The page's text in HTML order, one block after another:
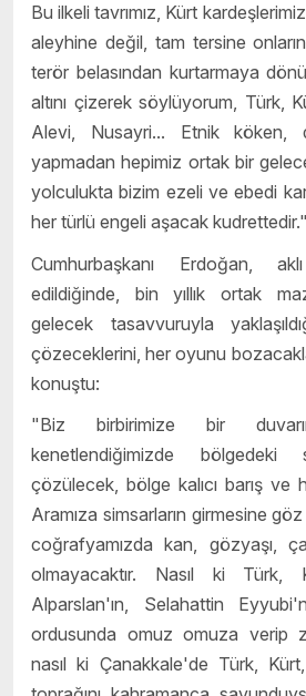
Bu ilkeli tavrımız, Kürt
aleyhine değil, tam tersine
terör belasından kurtarmaya
altını çizerek söylüyorum, Türk,
Alevi, Nusayri... Etnik köken,
yapmadan hepimiz ortak bir
yolculukta bizim ezeli ve ebedi
her türlü engeli aşacak kudrettedir."
Cumhurbaşkanı Erdoğan,
edildiğinde, bin yıllık ortak
gelecek tasavvuruyla
çözeceklerini, her oyunu
konuştu:
"Biz birbirimize bir
kenetlendiğimizde bölgedeki
çözülecek, bölge kalıcı barış ve
Aramıza simsarların girmesine
coğrafyamızda kan, gözyaşı,
olmayacaktır. Nasıl ki Türk,
Alparslan'ın, Selahattin
ordusunda omuz omuza verip
nasıl ki Çanakkale'de Türk,